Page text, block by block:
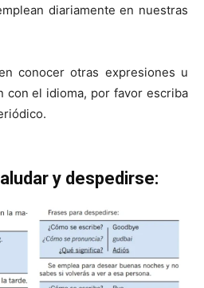
diariamente en nuestras
conocer otras expresiones u
con el idioma, por favor escriba
y despedirse: